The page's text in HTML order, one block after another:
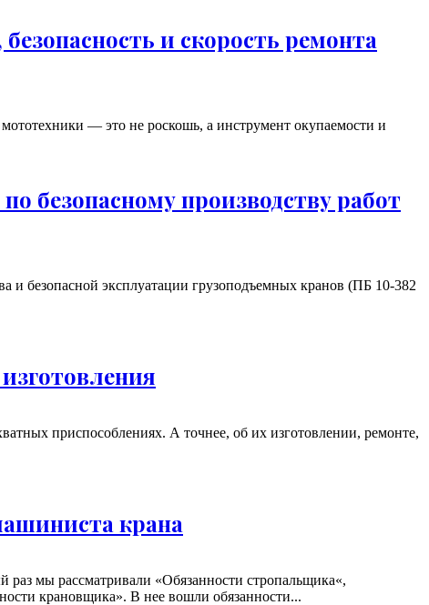
и скорость ремонта
— это не роскошь, а инструмент окупаемости и
безопасному производству работ
и безопасной эксплуатации грузоподъемных кранов (ПБ 10-382
приспособлениях. А точнее, об их изготовлении, ремонте,
крана
мы рассматривали «Обязанности стропальщика«,
крановщика». В нее вошли обязанности...